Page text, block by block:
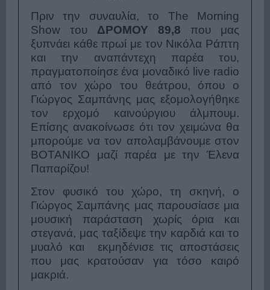
Πριν την συναυλία, το The Morning
Show του ΔΡΟΜΟΥ 89,8 που μας
ξυπνάει κάθε πρωί με τον Νικόλα Ράπτη
και την αναπάντεχη παρέα του,
πραγματοποίησε ένα μοναδικό live radio
από τον χώρο του θεάτρου, όπου ο
Γιώργος Σαμπάνης μας εξομολογήθηκε
τον ερχομό καινούργιου άλμπουμ.
Επίσης ανακοίνωσε ότι τον χειμώνα θα
μπορούμε να τον απολαμβάνουμε στον
ΒΟΤΑΝΙΚΟ μαζί παρέα με την Έλενα
Παπαρίζου!
Στον φυσικό του χώρο, τη σκηνή, ο
Γιώργος Σαμπάνης μας παρουσίασε μια
μουσική παράσταση χωρίς όρια και
στεγανά, μας ταξίδεψε την καρδιά και το
μυαλό και εκμηδένισε τις αποστάσεις
που μας κρατούσαν για τόσο καιρό
μακριά.